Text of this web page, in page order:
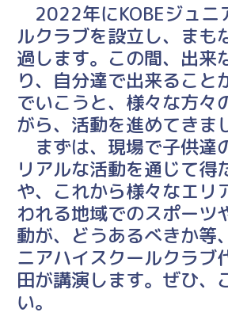
2022年にKOBEジュニ
ルクラブを設立し、まも
過します。この間、出来
り、自分達で出来ること
でいこうと、様々な方々
がら、活動を進めてきま
まずは、現場で子供達
リアルな活動を通じて得
や、これから様々なエリ
われる地域でのスポーツ
動が、どうあるべきか等
ニアハイスクールクラブ
田が講演します。ぜひ、
い。